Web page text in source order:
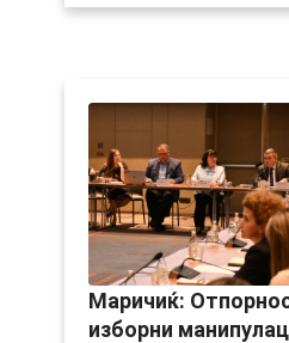
Маричиќ:
изборни